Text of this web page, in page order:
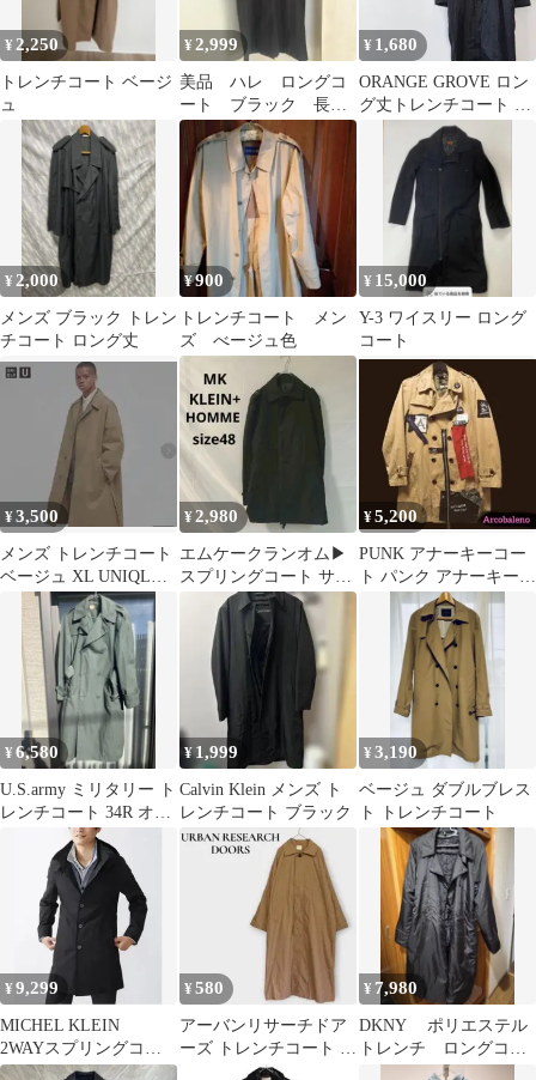
¥ 2,250
トレンチコート ベージ
ュ
¥2,999
美品 ハレ ロングコ
ート ブラック 長
袖 羽織 春アウタ
ー オーバーサイズ
¥ 1,680
ORANGE GROVE ロン
グ丈トレンチコート ス
タイルアップ 軽アウタ
¥ 2,000
メンズ ブラック トレン
チコート ロング丈
¥900
トレンチコート メン
ズ べージュ色
¥ 15,000
Y-3 ワイスリー ロング
コート
¥3,500
メンズ トレンチコート
ベージュ XL UNIQLO
¥2,980
エムケークランオム▶
スプリングコート サイ
ズ48 黒 通勤 きれいめ
¥5,200
PUNK アナーキーコー
ト パンク アナーキーシ
¥6,580
U.S.army ミリタリー ト
レンチコート 34R オリ
¥ 1,999
Calvin Klein メンズ ト
レンチコート ブラック
¥3,190
ベージュ ダブルブレス
ト トレンチコート
¥9,299
MICHEL KLEIN
2WAYスプリングコー
ト L 新品未使用
¥580
アーバンリサーチドア
ーズ トレンチコート ロ
ング 綿100% One ベー
¥ 7,980
DKNY ポリエステル
トレンチ ロングコー
ト ダナキャラン